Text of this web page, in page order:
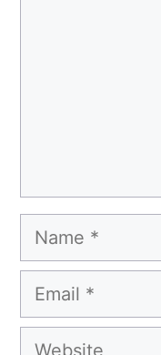
Name
Email
Website